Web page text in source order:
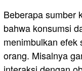
Beberapa sumber
bahwa konsumsi
menimbulkan efek
orang. Misalnya